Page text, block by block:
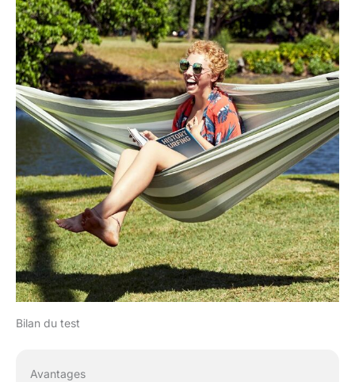
Bilan du test
Avantages